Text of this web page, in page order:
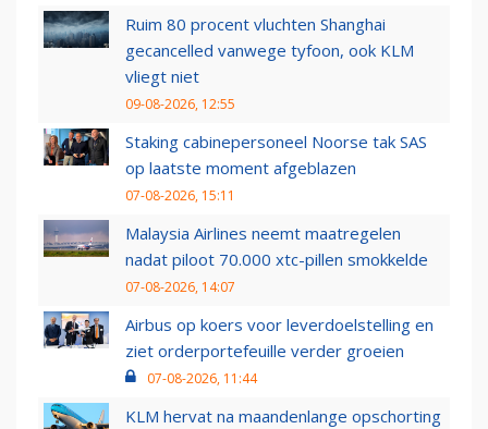
Ruim 80 procent vluchten Shanghai
gecancelled vanwege tyfoon, ook KLM
vliegt niet
09-08-2026, 12:55
Staking cabinepersoneel Noorse tak SAS
op laatste moment afgeblazen
07-08-2026, 15:11
Malaysia Airlines neemt maatregelen
nadat piloot 70.000 xtc-pillen smokkelde
07-08-2026, 14:07
Airbus op koers voor leverdoelstelling en
ziet orderportefeuille verder groeien
07-08-2026, 11:44
KLM hervat na maandenlange opschorting